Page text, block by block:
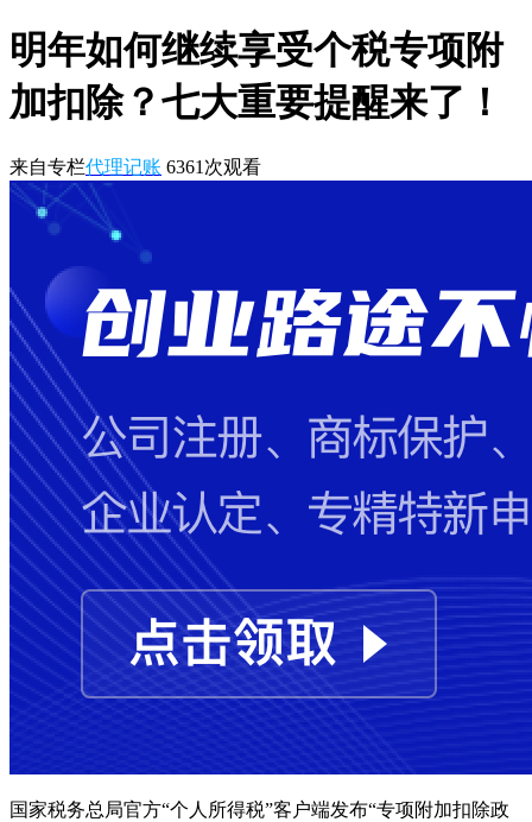
明年如何继续享受个税专项附
加扣除？七大重要提醒来了！
来自专栏代理记账 6361 次观看
国家税务总局官方“个人所得税”客户端发布“专项附加扣除政